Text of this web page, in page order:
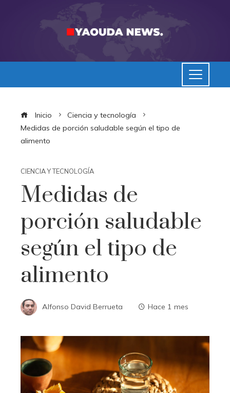
Inicio
Ciencia y tecnología
Medidas de porción saludable según el tipo de
alimento
CIENCIA Y TECNOLOGÍA
Medidas de
porción saludable
según el tipo de
alimento
Alfonso David Berrueta Hace 1 mes